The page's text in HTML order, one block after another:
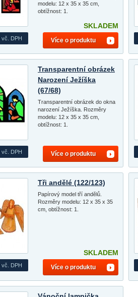
vč. DPH
modelu: 12 x 35 x 35 cm,
obtížnost: 1.
SKLADEM
Více o produktu
vč. DPH
Transparentní obrázek
Narození Ježíška
(67/68)
Transparentní obrázek do okna
narození Ježíška. Rozměry
modelu: 12 x 35 x 35 cm,
obtížnost: 1.
Více o produktu
vč. DPH
Tři andělé (122/123)
Papírový model tří andělů.
Rozměry modelu: 12 x 35 x 35
cm, obtížnost: 1.
SKLADEM
Více o produktu